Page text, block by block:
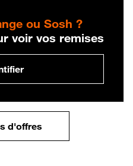
ou Sosh ?
voir vos remises
d'offres